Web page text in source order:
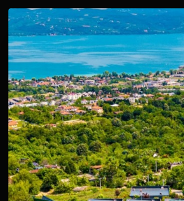
KİŞİSEL VERİLERİN
SAKLANMASI VE İMHA
İÇİNDEKİLER
1.GİRİŞ
2.AMAÇ VE KAPSAM